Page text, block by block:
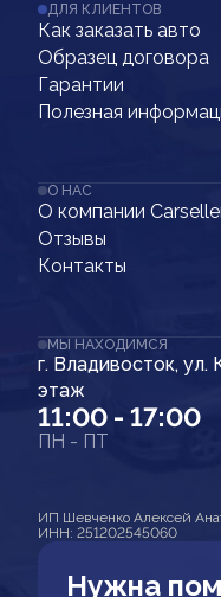
ДЛЯ КЛИЕНТОВ
Как заказать авто
Образец договора
Гарантии
Полезная
О НАС
О компании
Отзывы
Контакты
МЫ НАХОДИМСЯ
г. Владивосток, ул.
этаж
11:00 - 17:00
ПН - ПТ
ИП Шевченко Алексей
ИНН: 251202545060
Нужна